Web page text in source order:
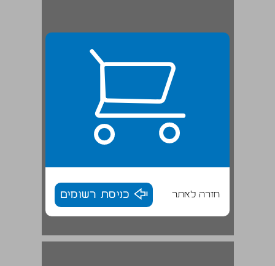
חזרה לאתר כניסת רשומים
הפוליטיקה כדרמה טלוויזיונית ... 16